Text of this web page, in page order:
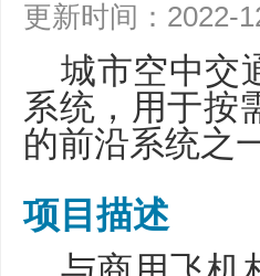
更新时间：2022-
城市空中交
系统，用于按
的前沿系统之
项目描述